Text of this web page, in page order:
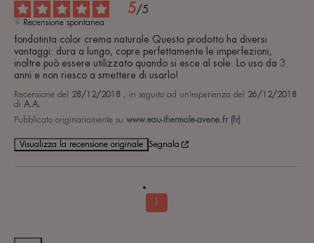
5/5
Recensione spontanea
fondotinta color crema naturale Questo prodotto ha diversi
vantaggi: dura a lungo, copre perfettamente le imperfezioni,
inoltre può essere utilizzato quando si esce al sole. Lo uso da 3
anni e non riesco a smettere di usarlo!
Recensione del 28/12/2018 , in seguito ad un'esperienza del 26/12/2018
di A.A.
Pubblicato originariamente su www.eau-thermale-avene.fr (fr)
Visualizza la recensione originale Segnala
1